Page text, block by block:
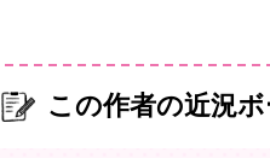
この作者の近況